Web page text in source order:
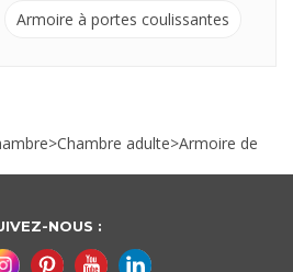
Armoire à portes coulissantes
>Chambre adulte>Armoire de
NOUS :